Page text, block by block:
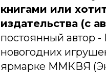
книгами или
издательства (с
постоянный автор
новогодних
ярмарке ММКВЯ